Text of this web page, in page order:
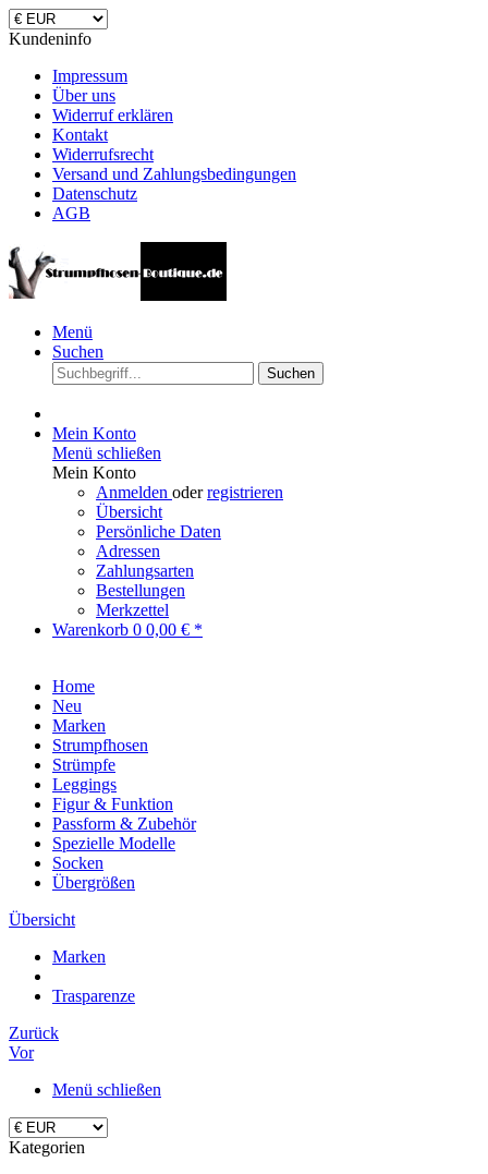
Kundeninfo
Impressum
Über uns
Widerruf erklären
Kontakt
Widerrufsrecht
Versand und Zahlungsbedingungen
Datenschutz
AGB
Menü
Suchen
Suchen
Mein Konto
Menü schließen
Mein Konto
Anmelden oderregistrieren
Übersicht
Persönliche Daten
Adressen
Zahlungsarten
Bestellungen
Merkzettel
Warenkorb 0 0,00 € *
Home
Neu
Marken
Strumpfhosen
Strümpfe
Leggings
Figur & Funktion
Passform & Zubehör
Spezielle Modelle
Socken
Übergrößen
Übersicht
Marken
Trasparenze
Zurück
Vor
Menü schließen
Kategorien